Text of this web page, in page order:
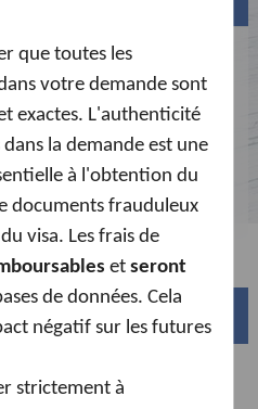
matériel
de demande
que toutes les
votre demande sont
exactes. L'authenticité
la demande est une
à l'obtention du
documents frauduleux
visa. Les frais de
etseront
de données. Cela
négatif sur les futures
strictement à